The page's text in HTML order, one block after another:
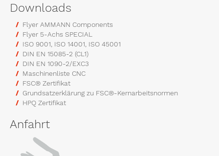
Downloads
Flyer AMMANN Components
Flyer 5-Achs SPECIAL
ISO 9001, ISO 14001, ISO 45001
DIN EN 15085-2 (CL1)
DIN EN 1090-2/EXC3
Maschinenliste CNC
FSC® Zertifikat
Grundsatzerklärung zu FSC®-Kernarbeitsnormen
HPQ Zertifikat
Anfahrt